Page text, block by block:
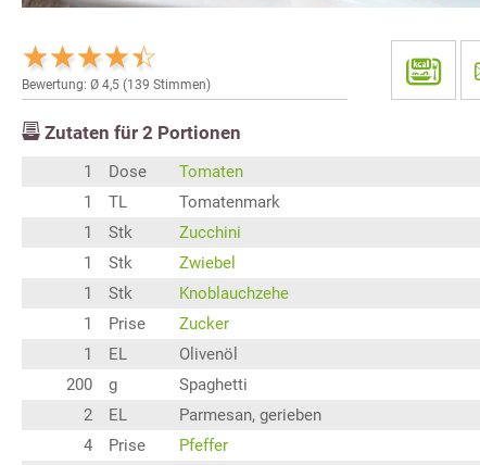
Bewertung: Ø 4,5 (139 Stimmen)
Zutaten für 2 Portionen
1 Dose
Tomaten
1
TL
Tomatenmark
1
Stk
Zucchini
1
Stk
Zwiebel
1
Stk
Knoblauchzehe
1
Prise
Zucker
1
EL
Olivenöl
200
g
Spaghetti
2
EL
Parmesan, gerieben
4
Prise
Pfeffer